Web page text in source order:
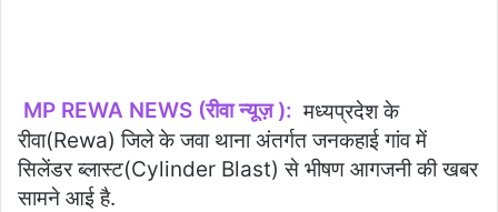
MP REWA NEWS (रीवा न्यूज़ ): मध्यप्रदेश के
रीवा(Rewa) जिले के जवा थाना अंतर्गत जनकहाई गांव में
सिलेंडर ब्लास्ट(Cylinder Blast) से भीषण आगजनी की खबर
सामने आई है.